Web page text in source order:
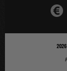
2026